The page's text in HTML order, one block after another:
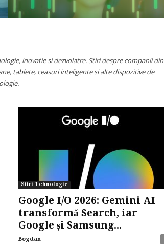
inovatie si dezvolatre. Stiri despre companii din
tablete, ceasuri inteligente si alte dispozitive de
Stiri Tehnologie
Google I/O 2026: Gemini AI
transformă Search, iar
Google și Samsung...
Bogdan